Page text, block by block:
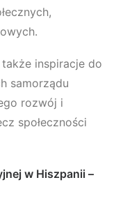
inspiracje do
samorządu
rozwój i
społeczności
w Hiszpanii –